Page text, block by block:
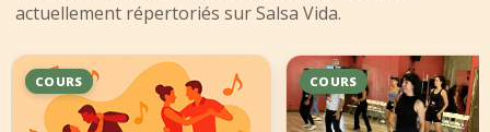
actuellement répertoriés sur Salsa Vida.
COURS COURS